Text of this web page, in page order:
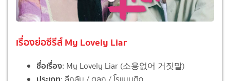
เรื่องย่อซีรีส์ My Lovely Liar
ชื่อเรื่อง: My Lovely Liar (소용없어 거짓말)